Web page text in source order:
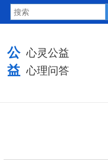
公
益
心灵公益
心理问答